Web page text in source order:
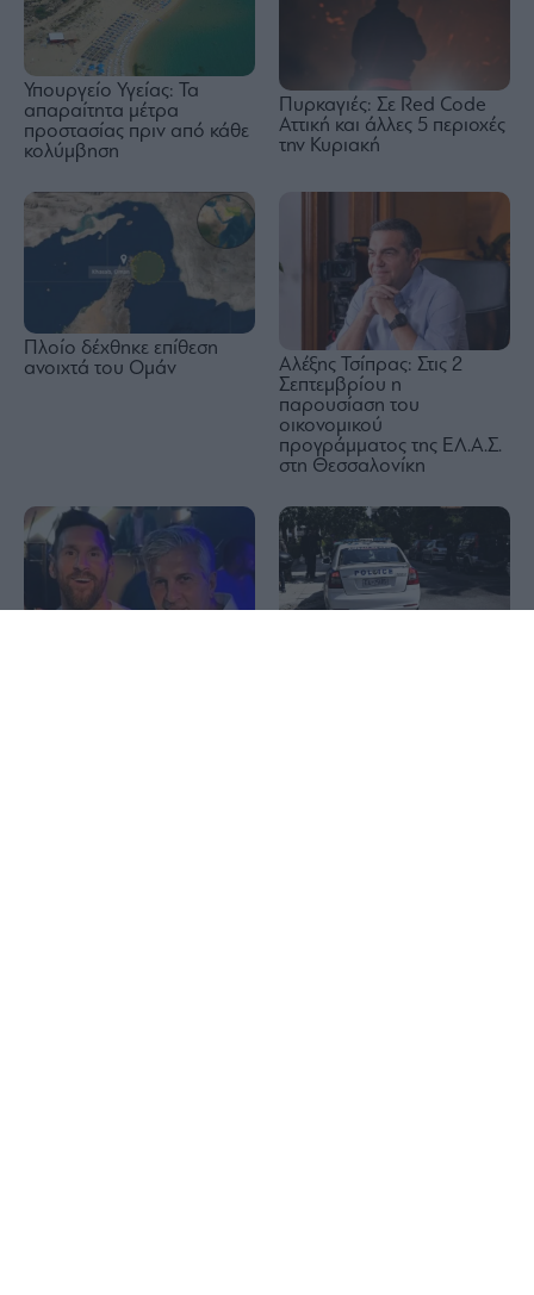
Υπουργείο Υγείας: Τα
απαραίτητα μέτρα
προστασίας πριν από κάθε
κολύμβηση
Πυρκαγιές: Σε Red Code
Αττική και άλλες 5 περιοχές
την Κυριακή
Πλοίο δέχθηκε επίθεση
ανοιχτά του Ομάν
Αλέξης Τσίπρας: Στις 2
Σεπτεμβρίου η
παρουσίαση του
οικονομικού
προγράμματος της ΕΛ.Α.Σ.
στη Θεσσαλονίκη